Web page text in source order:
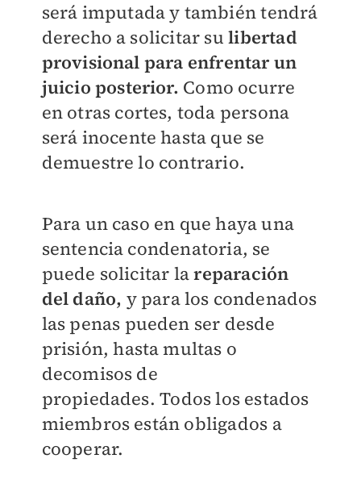
será imputada y también tendrá
derecho a solicitar sulibertad
provisional para enfrentar un
juicio posterior. Como ocurre
en otras cortes, toda persona
será inocente hasta que se
demuestre lo contrario.
Para un caso en que haya una
sentencia condenatoria, se
puede solicitar lareparación
del daño, y para los condenados
las penas pueden ser desde
prisión, hasta multas o
decomisos de
propiedades.Todos los estados
miembros están obligados a
cooperar.